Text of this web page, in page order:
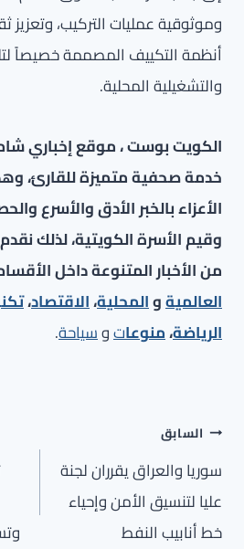
وموثوقية عمليات التركيب، وتعزيز
أنظمة التكييف المصممة خصيصاً
والتشغيلية المحلية.
الكويت بوست ، موقع إخباري
خدمة صحفية متميزة للقارئ،
الأعزاء بالخبر الأدق والأسرع
وقيم الأسرة الكويتية، لذلك
من الأخبار المتنوعة داخل الأقسام
العالميةوالمحلية،الاقتصاد،
الرياضة،منوعاتوسياحة.
تصفّح
المقالات
السابق
سوريا والعراق يقرران لجنة
عليا لتنسيق الأمن وإحياء
خط أنابيب النفط